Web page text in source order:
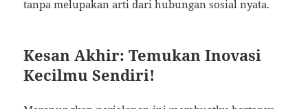
tanpa melupakan arti dari hubungan sosial nyata.
Kesan Akhir: Temukan Inovasi
Kecilmu Sendiri!